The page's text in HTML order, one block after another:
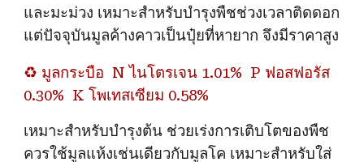
และมะม่วง เหมาะสำหรับบำรุงพืชช่วงเวลาติดดอก
แต่ปัจจุบันมูลค้างคาวเป็นปุ๋ยที่หายาก จึงมีราคาสูง
♻️ มูลกระบือ N ไนโตรเจน 1.01% P ฟอสฟอรัส
0.30% K โพเทสเซียม 0.58%
เหมาะสำหรับบำรุงต้น ช่วยเร่งการเติบโตของพืช
ควรใช้มูลแห้งเช่นเดียวกับมูลโค เหมาะสำหรับใส่